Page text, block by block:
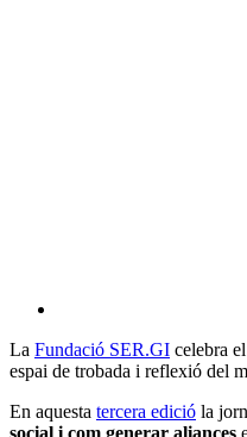
La Fundació SER.GI celebra
espai de trobada i reflexió del
En aquesta tercera edició la
social i com generar aliances